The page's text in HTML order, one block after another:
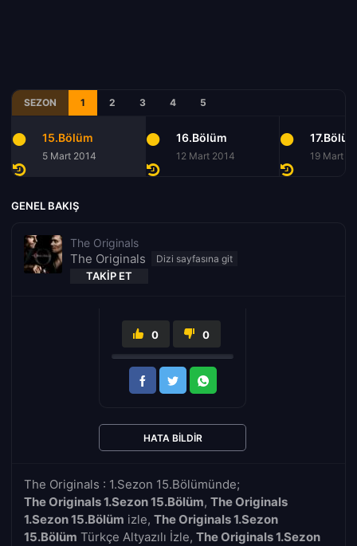
SEZON 1 2 3 4 5
15.Bölüm
5 Mart 2014
16.Bölüm
12 Mart 2014 19 Mart
GENEL BAKIŞ
The Originals
The Originals
TAKIP ET
The Originals : 1.Sezon 15.Bölümünde;
The Originals 1.Sezon 15.Bölüm, The Originals
1.Sezon 15.Bölüm izle, The Originals 1.Sezon
15.Bölüm Türkçe Altyazılı İzle, The Originals 1.Sezon
0 0
HATA BILDIR